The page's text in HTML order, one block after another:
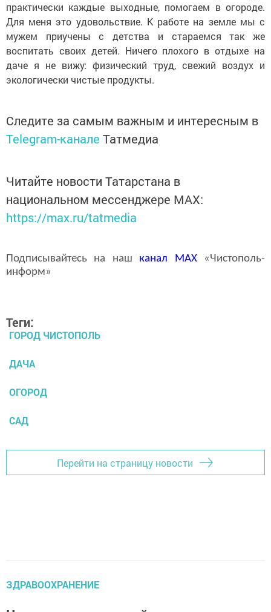
практически каждые выходные, помогаем в огороде.
Для меня это удовольствие. К работе на земле мы с
мужем приучены с детства и стараемся так же
воспитать своих детей. Ничего плохого в отдыхе на
даче я не вижу: физический труд, свежий воздух и
экологически чистые продукты.
Следите за самым важным и интересным в
Telegram-канале Татмедиа
Читайте новости Татарстана в
национальном мессенджере MАХ:
https://max.ru/tatmedia
Подписывайтесь на наш канал MAX«Чистополь-
информ»
Теги:
ГОРОД ЧИСТОПОЛЬ
ДАЧА
ОГОРОД
САД
Перейти на страницу новости
ЗДРАВООХРАНЕНИЕ